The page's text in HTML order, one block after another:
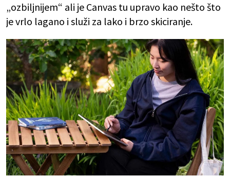
„ozbiljnijem“ ali je Canvas tu upravo kao nešto što
je vrlo lagano i služi za lako i brzo skiciranje.